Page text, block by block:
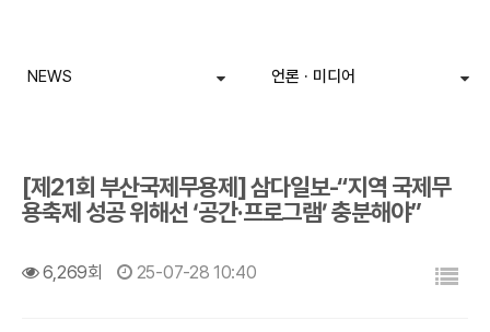
NEWS 언론 · 미디어
[제21회 부산국제무용제] 삼다일보-“지역 국제무
용축제 성공 위해선 ‘공간·프로그램’ 충분해야”
6,269회 25-07-28 10:40